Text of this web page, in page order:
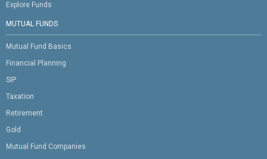
Explore Funds
MUTUAL FUNDS
Mutual Fund Basics
Financial Planning
SIP
Taxation
Retirement
Gold
Mutual Fund Companies